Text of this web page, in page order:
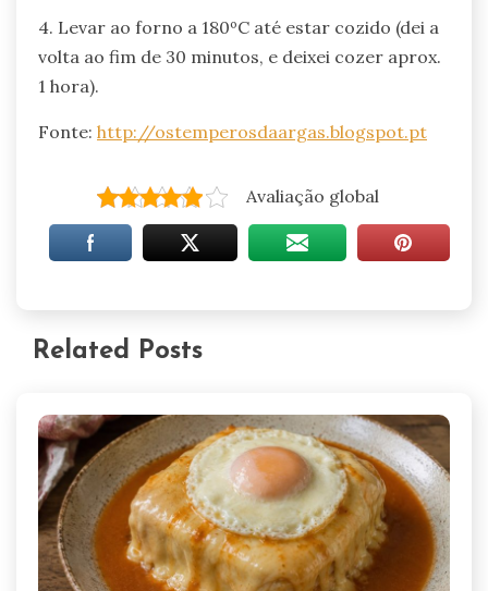
4. Levar ao forno a 180ºC até estar cozido (dei a
volta ao fim de 30 minutos, e deixei cozer aprox.
1 hora).
Fonte: http://ostemperosdaargas.blogspot.pt
Avaliação global
Related Posts